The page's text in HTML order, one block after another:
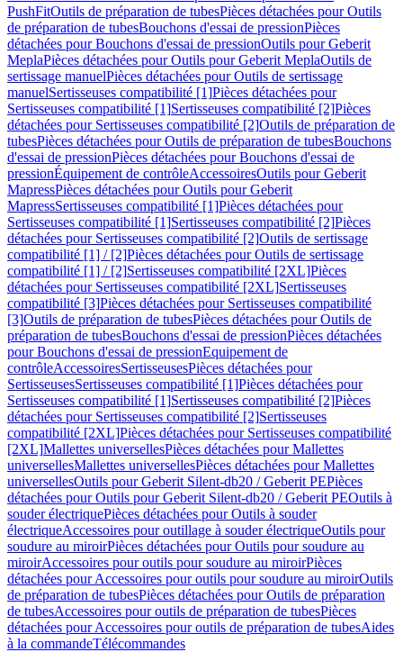
PushFitOutils de préparation de tubesPièces détachées pour Outils
de préparation de tubesBouchons d'essai de pressionPièces
détachées pour Bouchons d'essai de pressionOutils pour Geberit
MeplaPièces détachées pour Outils pour Geberit MeplaOutils de
sertissage manuelPièces détachées pour Outils de sertissage
manuelSertisseuses compatibilité [1]Pièces détachées pour
Sertisseuses compatibilité [1]Sertisseuses compatibilité [2]Pièces
détachées pour Sertisseuses compatibilité [2]Outils de préparation de
tubesPièces détachées pour Outils de préparation de tubesBouchons
d'essai de pressionPièces détachées pour Bouchons d'essai de
pressionÉquipement de contrôleAccessoiresOutils pour Geberit
MapressPièces détachées pour Outils pour Geberit
MapressSertisseuses compatibilité [1]Pièces détachées pour
Sertisseuses compatibilité [1]Sertisseuses compatibilité [2]Pièces
détachées pour Sertisseuses compatibilité [2]Outils de sertissage
compatibilité [1] / [2]Pièces détachées pour Outils de sertissage
compatibilité [1] / [2]Sertisseuses compatibilité [2XL]Pièces
détachées pour Sertisseuses compatibilité [2XL]Sertisseuses
compatibilité [3]Pièces détachées pour Sertisseuses compatibilité
[3]Outils de préparation de tubesPièces détachées pour Outils de
préparation de tubesBouchons d'essai de pressionPièces détachées
pour Bouchons d'essai de pressionEquipement de
contrôleAccessoiresSertisseusesPièces détachées pour
SertisseusesSertisseuses compatibilité [1]Pièces détachées pour
Sertisseuses compatibilité [1]Sertisseuses compatibilité [2]Pièces
détachées pour Sertisseuses compatibilité [2]Sertisseuses
compatibilité [2XL]Pièces détachées pour Sertisseuses compatibilité
[2XL]Mallettes universellesPièces détachées pour Mallettes
universellesMallettes universellesPièces détachées pour Mallettes
universellesOutils pour Geberit Silent-db20 / Geberit PEPièces
détachées pour Outils pour Geberit Silent-db20 / Geberit PEOutils à
souder électriquePièces détachées pour Outils à souder
électriqueAccessoires pour outillage à souder électriqueOutils pour
soudure au miroirPièces détachées pour Outils pour soudure au
miroirAccessoires pour outils pour soudure au miroirPièces
détachées pour Accessoires pour outils pour soudure au miroirOutils
de préparation de tubesPièces détachées pour Outils de préparation
de tubesAccessoires pour outils de préparation de tubesPièces
détachées pour Accessoires pour outils de préparation de tubesAides
à la commandeTélécommandes